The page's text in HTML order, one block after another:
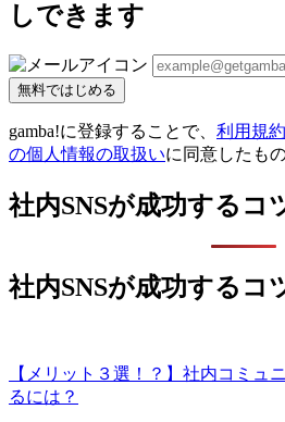
しできます
無料ではじめる
gamba!に登録することで、 利用規約
の個人情報の取扱いに同意したも
社内SNSが成功するコ
社内SNSが成功するコ
【メリット３選！？】社内コミュ
るには？